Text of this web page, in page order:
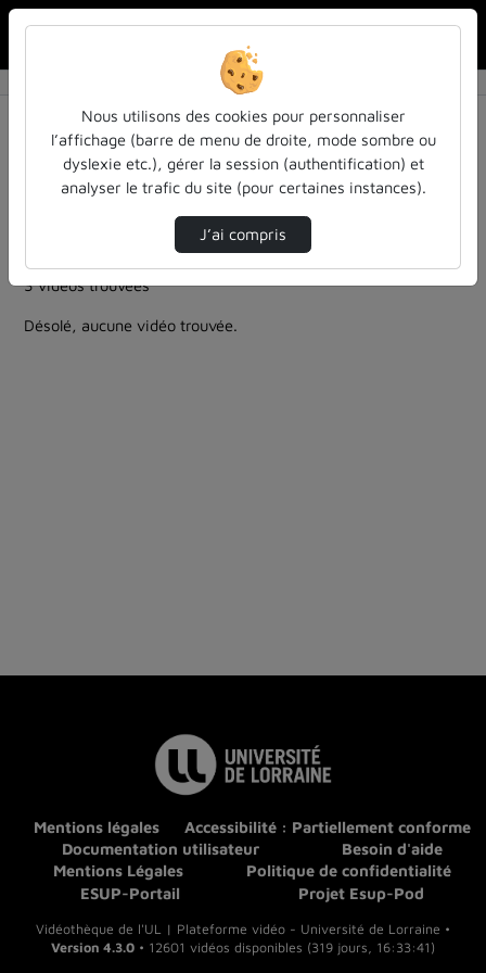
Résultats de la recherche
Filtres actifs (cliquer pour en retirer) :
Français
cours-formations
chimie-et-sciences-connexes
proprietes-technologiques-du-bois
3 vidéos trouvées
Désolé, aucune vidéo trouvée.
Mentions légales
Accessibilité : Partiellement conforme
Documentation utilisateur
Besoin d'aide
Mentions Légales
Politique de confidentialité
ESUP-Portail
Projet Esup-Pod
Vidéothèque de l'UL | Plateforme vidéo - Université de Lorraine •
Version 4.3.0 • 12601 vidéos disponibles (319 jours, 16:33:41)
Nous utilisons des cookies pour personnaliser
l’affichage (barre de menu de droite, mode sombre ou
dyslexie etc.), gérer la session (authentification) et
analyser le trafic du site (pour certaines instances).
J’ai compris